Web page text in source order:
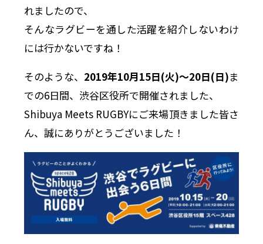
れましたので、
そんなラグビーを通した活躍を紹介しないわけ
には行かないですね！
そのような、 2019年10月15日(火)〜20日(日)ま
での6日間、渋谷区役所で開催されました、
Shibuya Meets RUGBYにご来場頂きました皆さ
ん、誠にありがとうございました！